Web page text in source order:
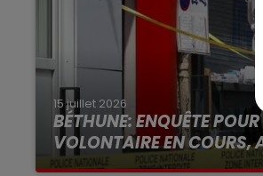
15 juillet 2026
BÉTHUNE: ENQUÊTE
VOLONTAIRE EN COURS,
Selon les premiers éléments,